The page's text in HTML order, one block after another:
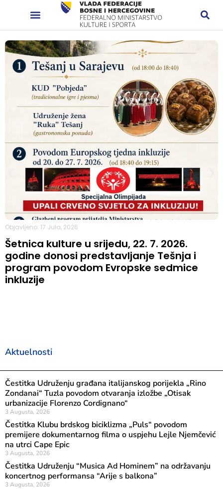
Objavljeno: 17 Jula, 2026
Šetnica kulture u srijedu, 22. 7. 2026.
godine donosi predstavljanje Tešnja i
program povodom Evropske sedmice
inkluzije
Aktuelnosti
Čestitka Udruženju građana italijanskog porijekla „Rino
Zondanai“ Tuzla povodom otvaranja izložbe „Otisak
urbanizacije Florenzo Cordignano“
3 Augusta, 2026
Čestitka Klubu brdskog biciklizma „Puls“ povodom
premijere dokumentarnog filma o uspjehu Lejle Njemčević
na utrci Cape Epic
3 Augusta, 2026
Čestitka Udruženju “Musica Ad Hominem” na održavanju
koncertnog performansa “Arije s balkona”
3 Augusta, 2026